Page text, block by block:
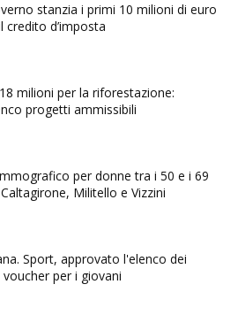
stanzia i primi 10 milioni di euro
credito d’imposta
milioni per la riforestazione:
progetti ammissibili
per donne tra i 50 e i 69
Militello e Vizzini
Sport, approvato l'elenco dei
per i giovani